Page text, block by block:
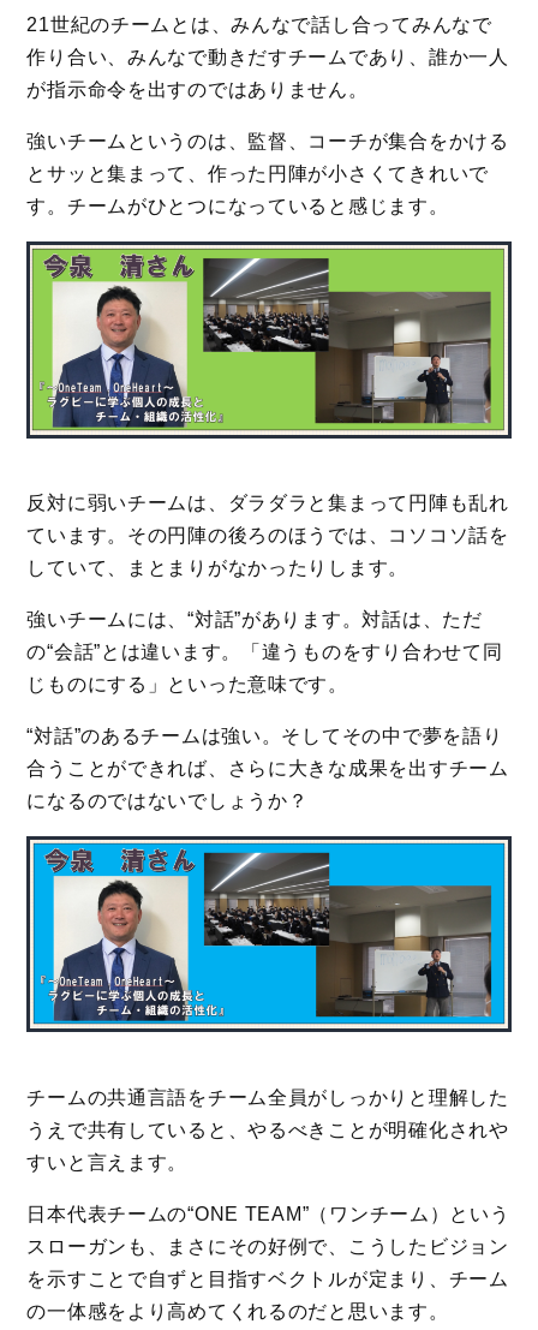
21世紀のチームとは、みんなで話し合ってみんなで
作り合い、みんなで動きだすチームであり、誰か一人
が指示命令を出すのではありません。
強いチームというのは、監督、コーチが集合をかける
とサッと集まって、作った円陣が小さくてきれいで
す。チームがひとつになっていると感じます。
反対に弱いチームは、ダラダラと集まって円陣も乱れ
ています。その円陣の後ろのほうでは、コソコソ話を
していて、まとまりがなかったりします。
強いチームには、“対話”があります。対話は、ただ
の“会話”とは違います。「違うものをすり合わせて同
じものにする」といった意味です。
“対話”のあるチームは強い。そしてその中で夢を語り
合うことができれば、さらに大きな成果を出すチーム
になるのではないでしょうか？
チームの共通言語をチーム全員がしっかりと理解した
うえで共有していると、やるべきことが明確化されや
すいと言えます。
日本代表チームの“ONE TEAM”（ワンチーム）という
スローガンも、まさにその好例で、こうしたビジョン
を示すことで自ずと目指すベクトルが定まり、チーム
の一体感をより高めてくれるのだと思います。